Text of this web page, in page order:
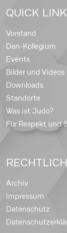
QUICK
Vorstand
Dan-Kollegium
Events
Bilder und Videos
Downloads
Standorte
Was ist Judo?
Für Respekt und
Archiv
Impressum
Datenschutz